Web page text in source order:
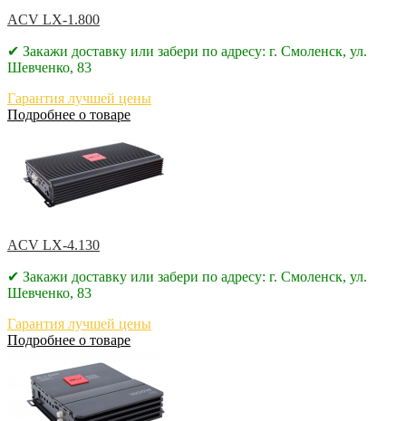
ACV LX-1.800
✔ Закажи доставку или забери по адресу: г. Смоленск, ул.
Шевченко, 83
Гарантия лучшей цены
Подробнее о товаре
ACV LX-4.130
✔ Закажи доставку или забери по адресу: г. Смоленск, ул.
Шевченко, 83
Гарантия лучшей цены
Подробнее о товаре